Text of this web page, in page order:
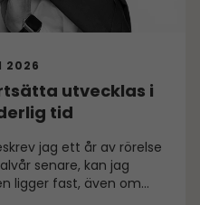
2026
utvecklas i
tid
jag ett år av rörelse
senare, kan jag
ligger fast, även om